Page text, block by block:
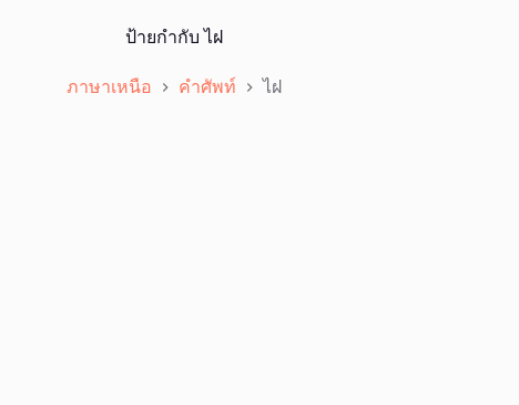
ป้ายกำกับ ไฝ
ภาษาเหนือ คำศัพท์ ไฝ